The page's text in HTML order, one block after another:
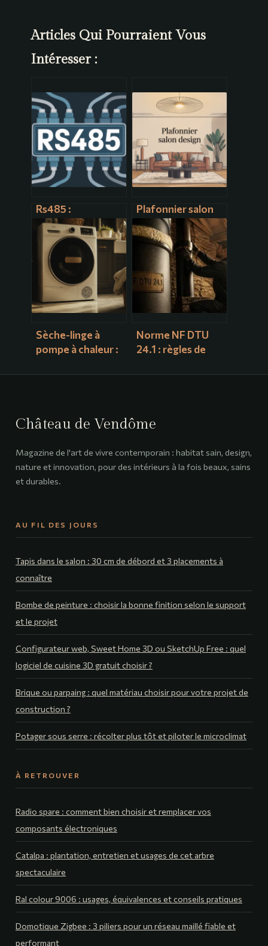
Articles Qui Pourraient Vous
Intéresser :
Rs485 :
comprendre,
choisir et utiliser
ce bus de
communication
industrielle
Plafonnier salon
design : comment
choisir le modèle
idéal pour votre
intérieur
Sèche-linge à
pompe à chaleur :
et 4 secrets de
Norme NF DTU
24.1 : règles de
conformité des
Château de Vendôme
Magazine de l'art de vivre contemporain : habitat sain, design,
nature et innovation, pour des intérieurs à la fois beaux, sains
et durables.
AU FIL DES JOURS
Tapis dans le salon : 30 cm de débord et 3 placements à
connaître
Bombe de peinture : choisir la bonne finition selon le support
et le projet
Configurateur web, Sweet Home 3D ou SketchUp Free : quel
logiciel de cuisine 3D gratuit choisir ?
Brique ou parpaing : quel matériau choisir pour votre projet de
construction ?
Potager sous serre : récolter plus tôt et piloter le microclimat
À RETROUVER
Radio spare : comment bien choisir et remplacer vos
composants électroniques
Catalpa : plantation, entretien et usages de cet arbre
spectaculaire
Ral colour 9006 : usages, équivalences et conseils pratiques
Domotique Zigbee : 3 piliers pour un réseau maillé fiable et
performant